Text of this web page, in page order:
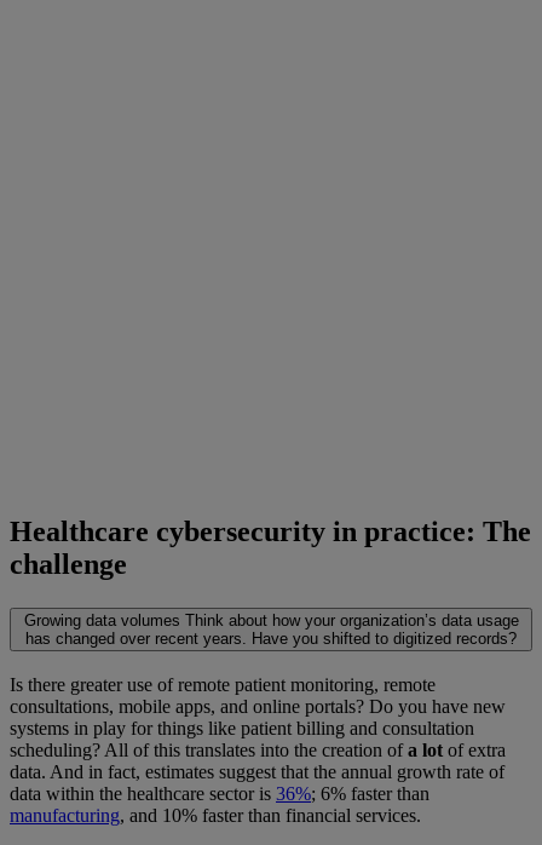
Healthcare cybersecurity in practice: The
challenge
Growing data volumes Think about how your organization’s data usage
has changed over recent years. Have you shifted to digitized records?
Is there greater use of remote patient monitoring, remote
consultations, mobile apps, and online portals? Do you have new
systems in play for things like patient billing and consultation
scheduling? All of this translates into the creation ofa lot of extra
data. And in fact, estimates suggest that the annual growth rate of
data within the healthcare sector is 36%; 6% faster than
manufacturing, and 10% faster than financial services.